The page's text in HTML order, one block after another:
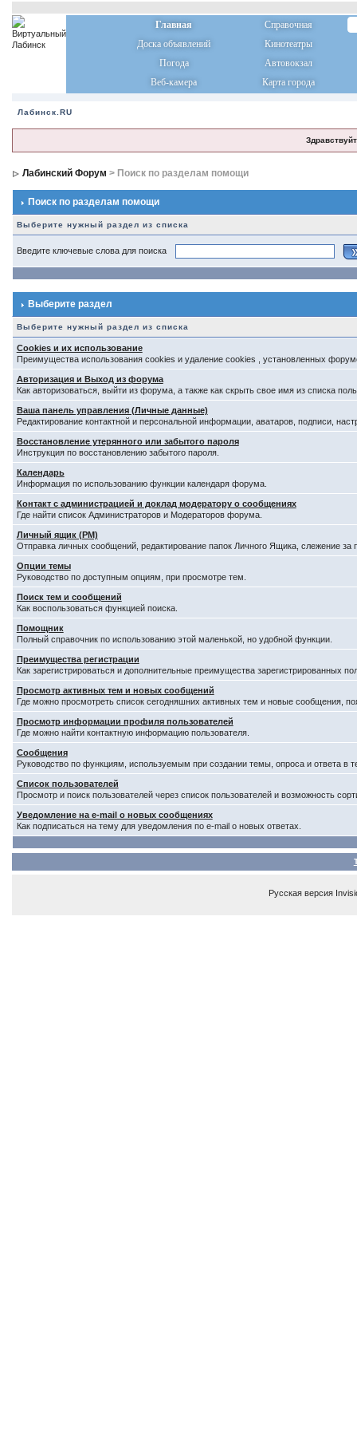
Главная
Справочная
Доска объявлений
Кинотеатры
Погода
Автовокзал
Веб-камера
Карта города
Лабинск.RU
Лабинский Форум > Поиск по разделам помощи
Поиск по разделам помощи
Выберите нужный раздел из списка
Введите ключевые слова для поиска
Выберите раздел
Выберите нужный раздел из списка
Cookies и их использование
Преимущества использования cookies и удаление cookies , установленных
Авторизация и Выход из форума
Как авторизоваться, выйти из форума, а также как скрыть свое имя из списка
Ваша панель управления (Личные данные)
Редактирование контактной и персональной информации, аватаров, подписи,
Восстановление утерянного или забытого пароля
Инструкция по восстановлению забытого пароля.
Календарь
Информация по использованию функции календаря форума.
Контакт с администрацией и доклад модератору о сообщениях
Где найти список Администраторов и Модераторов форума.
Личный ящик (PM)
Отправка личных сообщений, редактирование папок Личного Ящика, слежение
Опции темы
Руководство по доступным опциям, при просмотре тем.
Поиск тем и сообщений
Как воспользоваться функцией поиска.
Помощник
Полный справочник по использованию этой маленькой, но удобной функции.
Преимущества регистрации
Как зарегистрироваться и дополнительные преимущества зарегистрированных
Просмотр активных тем и новых сообщений
Где можно просмотреть список сегодняшних активных тем и новые сообщения,
Просмотр информации профиля пользователей
Где можно найти контактную информацию пользователя.
Сообщения
Руководство по функциям, используемым при создании темы, опроса и ответа в
Список пользователей
Просмотр и поиск пользователей через список пользователей и возможность
Уведомление на e-mail о новых сообщениях
Как подписаться на тему для уведомления по e-mail о новых ответах.
Русская версия